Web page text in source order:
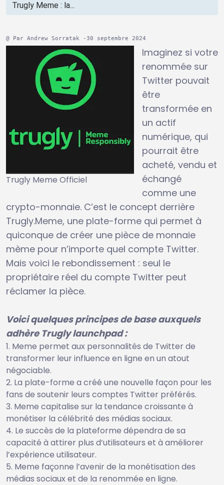
Trugly Meme : la...
@ Par Andrew Sorratak -30 septembre 2024
Trugly Meme Officiel
Imaginez si votre
renommée sur
Twitter pouvait
être
transformée en
un actif
numérique, qui
pourrait être
acheté, vendu et
échangé
comme une
crypto-monnaie. C’est le concept derrière
Trugly.Meme, une plate-forme qui permet à
quiconque de créer une pièce de monnaie
mème pour n’importe quel compte Twitter.
Mais voici le rebondissement : seul le
propriétaire réel du compte Twitter peut
réclamer la pièce.
Voici quelques principes de base auxquels
adhère Trugly launchpad :
Meme permet aux personnalités de Twitter de
transformer leur influence en ligne en un atout
négociable.
La plate-forme a créé une nouvelle façon pour les
fans de soutenir leurs comptes Twitter préférés.
Meme capitalise sur la tendance croissante à
monétiser la célébrité des médias sociaux.
Le succès de la plateforme dépendra de sa
capacité à attirer plus d’utilisateurs et à améliorer
l’expérience utilisateur.
Meme façonne l’avenir de la monétisation des
médias sociaux et de la renommée en ligne.